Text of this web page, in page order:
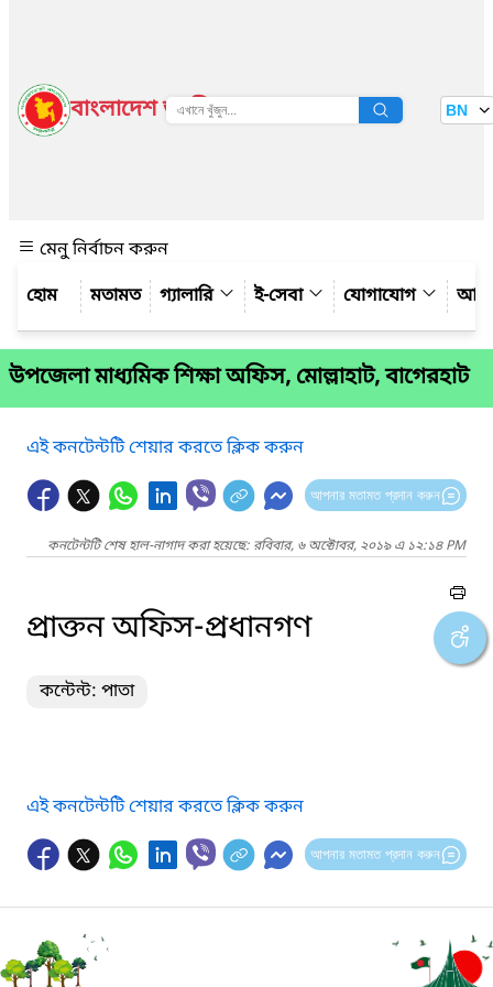
বাংলাদেশ জাতীয় তথ্য বাতায়ন BN
মেনু নির্বাচন করুন
মতামত
গ্যালারি ই-সেবা যোগাযোগ
উপজেলা মাধ্যমিক শিক্ষা অফিস, মোল্লাহাট, বাগেরহাট
এই কনটেন্টটি শেয়ার করতে ক্লিক করুন
আপনার মতামত প্রদান করুন
কনটেন্টটি শেষ হাল-নাগাদ করা হয়েছে: রবিবার, ৬ অক্টোবর, ২০১৯ এ ১২:১৪ PM
প্রাক্তন অফিস-প্রধানগণ
কন্টেন্ট: পাতা
এই কনটেন্টটি শেয়ার করতে ক্লিক করুন
আপনার মতামত প্রদান করুন